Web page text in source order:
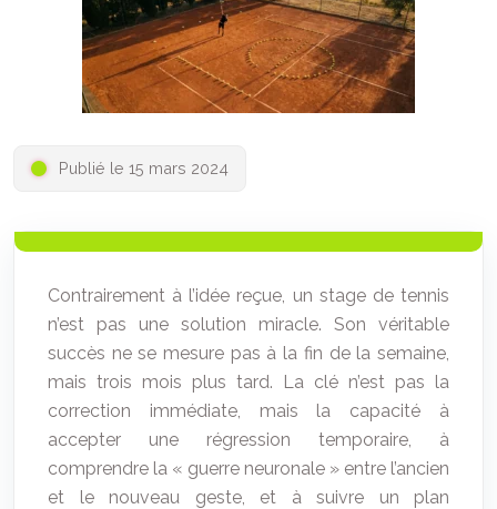
Publié le 15 mars 2024
Contrairement à l’idée reçue, un stage de tennis
n’est pas une solution miracle. Son véritable
succès ne se mesure pas à la fin de la semaine,
mais trois mois plus tard. La clé n’est pas la
correction immédiate, mais la capacité à
accepter une régression temporaire, à
comprendre la « guerre neuronale » entre l’ancien
et le nouveau geste, et à suivre un plan